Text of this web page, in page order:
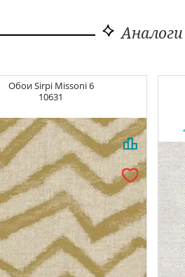
Аналоги
ОбоиSirpi Missoni 6
10631